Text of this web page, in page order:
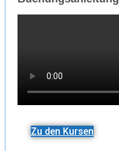
Zu den Kursen